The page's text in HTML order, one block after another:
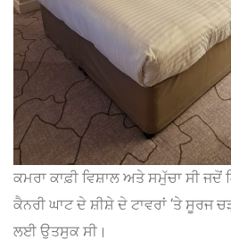
ਕਮਰਾ ਕਾਫ਼ੀ ਵਿਸ਼ਾਲ ਅਤੇ ਸਮੁੱਚਾ ਸੀ ਜਦੋਂ
ਕੈਨਰੀ ਘਾਟ ਦੇ ਸ਼ੀਸ਼ੇ ਦੇ ਟਾਵਰਾਂ ‘ਤੇ
ਲਈ ਉਤਸੁਕ ਸੀ।